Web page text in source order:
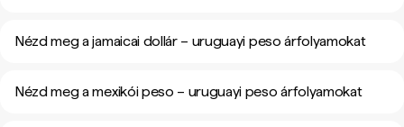
Nézd meg a jamaicai dollár – uruguayi peso árfolyamokat
Nézd meg a mexikói peso – uruguayi peso árfolyamokat